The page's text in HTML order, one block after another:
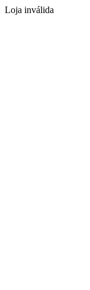
Loja inválida